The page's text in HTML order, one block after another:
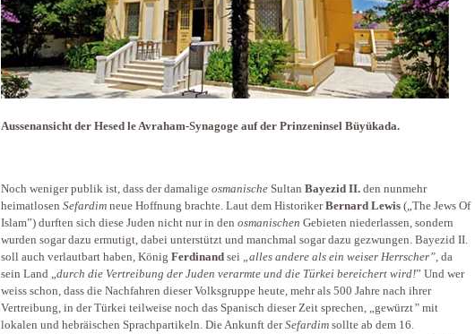
Aussenansicht der Hesed le Avraham-Synagoge auf der Prinzeninsel Büyükada.
Noch weniger publik ist, dass der damalige osmanische Sultan Bayezid II. den nunmehr
heimatlosen Sefardim neue Hoffnung brachte. Laut dem HistorikerBernard Lewis („The Jews Of
Islam”) durften sich diese Juden nicht nur in den osmanischen Gebieten niederlassen, sondern
wurden sogar dazu ermutigt, dabei unterstützt und manchmal sogar dazu gezwungen. Bayezid II.
soll auch verlautbart haben, König Ferdinand sei „alles andere als ein weiser Herrscher”, da
sein Land „durch die Vertreibung der Juden verarmte und die Türkei bereichert wird!” Und wer
weiss schon, dass die Nachfahren dieser Volksgruppe heute, mehr als 500 Jahre nach ihrer
Vertreibung, in der Türkei teilweise noch das Spanisch dieser Zeit sprechen, „gewürzt” mit
lokalen und hebräischen Sprachpartikeln. Die Ankunft derSefardim sollte ab dem 16.